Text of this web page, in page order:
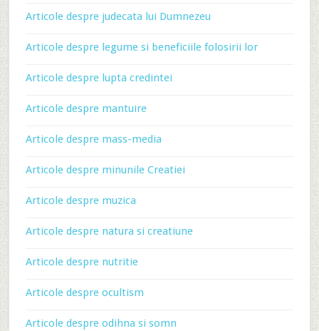
Articole despre judecata lui Dumnezeu
Articole despre legume si beneficiile folosirii lor
Articole despre lupta credintei
Articole despre mantuire
Articole despre mass-media
Articole despre minunile Creatiei
Articole despre muzica
Articole despre natura si creatiune
Articole despre nutritie
Articole despre ocultism
Articole despre odihna si somn